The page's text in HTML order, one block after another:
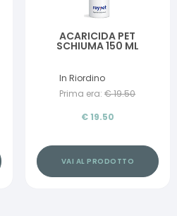
ACARICIDA PET
SCHIUMA 150 ML
In Riordino
Prima era: €19.50
€ 19.50
VAI AL PRODOTTO